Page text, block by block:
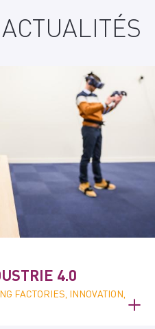
4.0
FACTORIES, INNOVATION,